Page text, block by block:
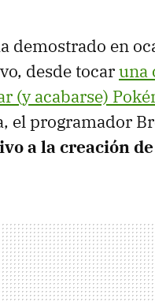
demostrado en
desde tocaruna
(y acabarse)
el programador
a la creación